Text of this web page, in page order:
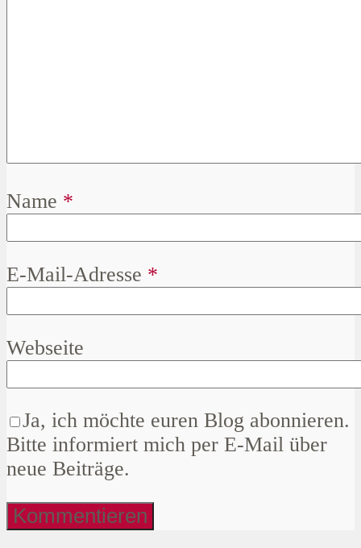
Name *
E-Mail-Adresse *
Webseite
Ja, ich möchte euren Blog abonnieren.
Bitte informiert mich per E-Mail über
neue Beiträge.